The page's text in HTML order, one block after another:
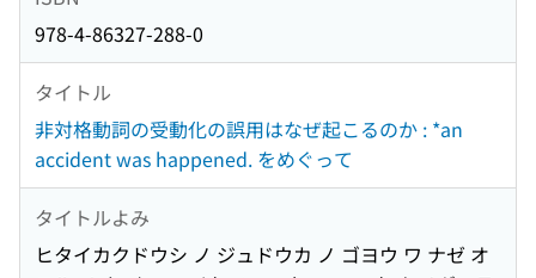
978-4-86327-288-0
タイトル
非対格動詞の受動化の誤用はなぜ起こるのか : *an
accident was happened. をめぐって
タイトルよみ
ヒタイカクドウシ ノ ジュドウカ ノ ゴヨウ ワ ナゼ オ